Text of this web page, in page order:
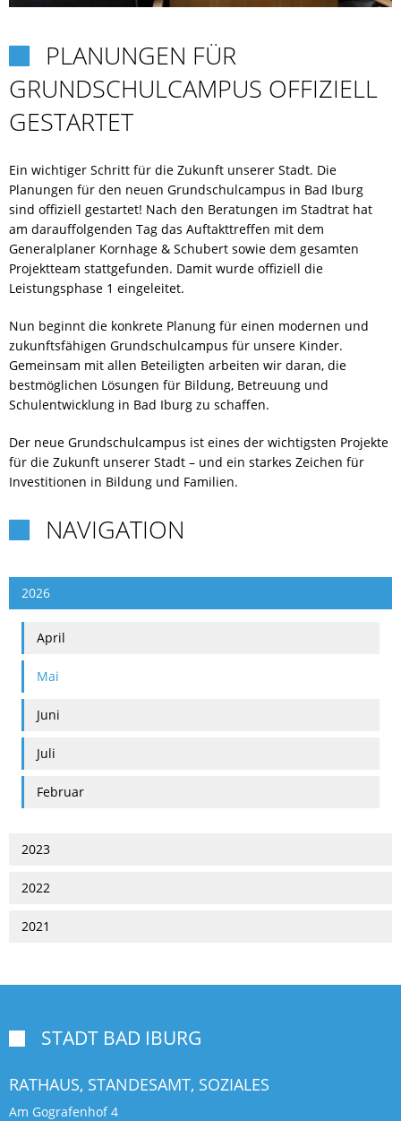
EHRENAMT
FLYER-AUSBILDUNG
FRAUENORT
FREIWILLIGENTAG
HELFEN
KARRIERE
KARRIERE
RUNDGANG
CHANCE
PLANUNGEN FÜR
GRUNDSCHULCAMPUS OFFIZIELL
GESTARTET
Ein wichtiger Schritt für die Zukunft unserer Stadt. Die
Planungen für den neuen Grundschulcampus in Bad Iburg
sind offiziell gestartet! Nach den Beratungen im Stadtrat hat
am darauffolgenden Tag das Auftakttreffen mit dem
Generalplaner Kornhage & Schubert sowie dem gesamten
Projektteam stattgefunden. Damit wurde offiziell die
Leistungsphase 1 eingeleitet.
Nun beginnt die konkrete Planung für einen modernen und
zukunftsfähigen Grundschulcampus für unsere Kinder.
Gemeinsam mit allen Beteiligten arbeiten wir daran, die
bestmöglichen Lösungen für Bildung, Betreuung und
Schulentwicklung in Bad Iburg zu schaffen.
Der neue Grundschulcampus ist eines der wichtigsten Projekte
für die Zukunft unserer Stadt – und ein starkes Zeichen für
Investitionen in Bildung und Familien.
NAVIGATION
2026
April
Mai
Juni
Juli
Februar
2023
2022
2021
 STADT BAD IBURG
RATHAUS, STANDESAMT, SOZIALES
Am Gografenhof 4